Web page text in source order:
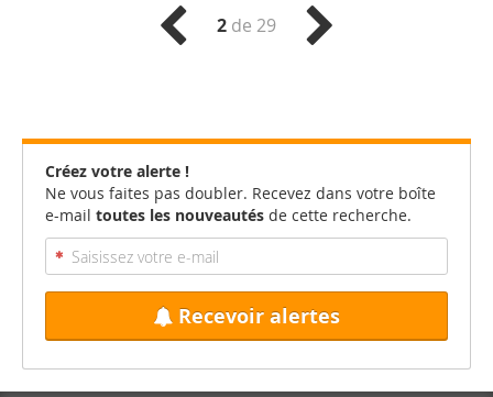
2 de 29
Créez votre alerte !
Ne vous faites pas doubler. Recevez dans votre boîte
e-mail toutes les nouveautés de cette recherche.
Recevoir alertes